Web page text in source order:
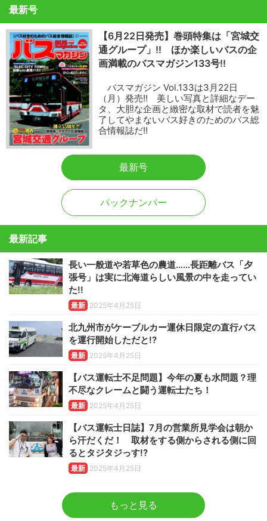
最新号
【6月22日発売】巻頭特集は「宮城交
通グループ」!! ほか楽しいバスの企
画満載のバスマガジン133号!!
バスマガジン Vol.133は3月22日
（月）発売!! 美しい写真と詳細なデー
タ、大胆な企画と緻密な取材で読者を魅
了してやまないバス好きのためのバス総
合情報誌だ!!
最新号
バックナンバー
最新記事
長い一般道や若草色の農道……長距離バス「夕
張号」は実に北海道らしい風景の中を走ってい
た!!
最新 2025年4月25日
北九州市がケーブルカー運休日限定の直行バス
を運行開始しただと!?
最新 2025年4月25日
【バス運転士不足問題】今年の夏も水問題？理
不尽なクレームと闘う運転士たち！
最新 2025年4月25日
【バス運転士日誌】7月の営業所見学会は朝か
ら汗だくだ！ 取材をする側からされる側に回
るとタジタジっす!?
最新 2025年4月25日
もっと見る